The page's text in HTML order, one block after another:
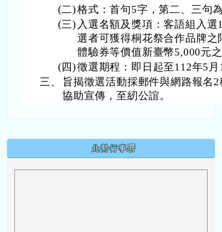
(二)格式：首句5字，第二、三句
(三) 入選名額及獎項：客語組入
選者可獲得桐花祭合作品牌
體驗券等價值新臺幣5,000元
(四)徵選期程：即日起至112年5
三、
旨揭徵選活動採郵件與網路報名
協助宣傳，至紉公誼。
北勢行事曆